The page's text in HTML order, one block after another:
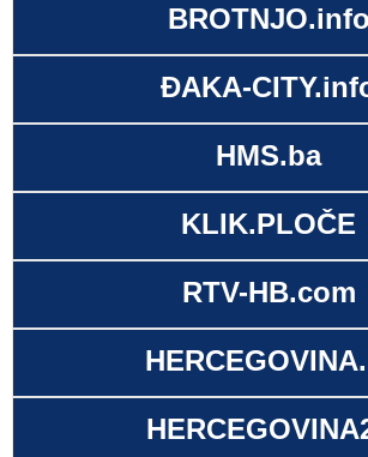
BROTNJO.info
ĐAKA-
HMS.ba
KLIK.PLOČE
RTV-HB.com